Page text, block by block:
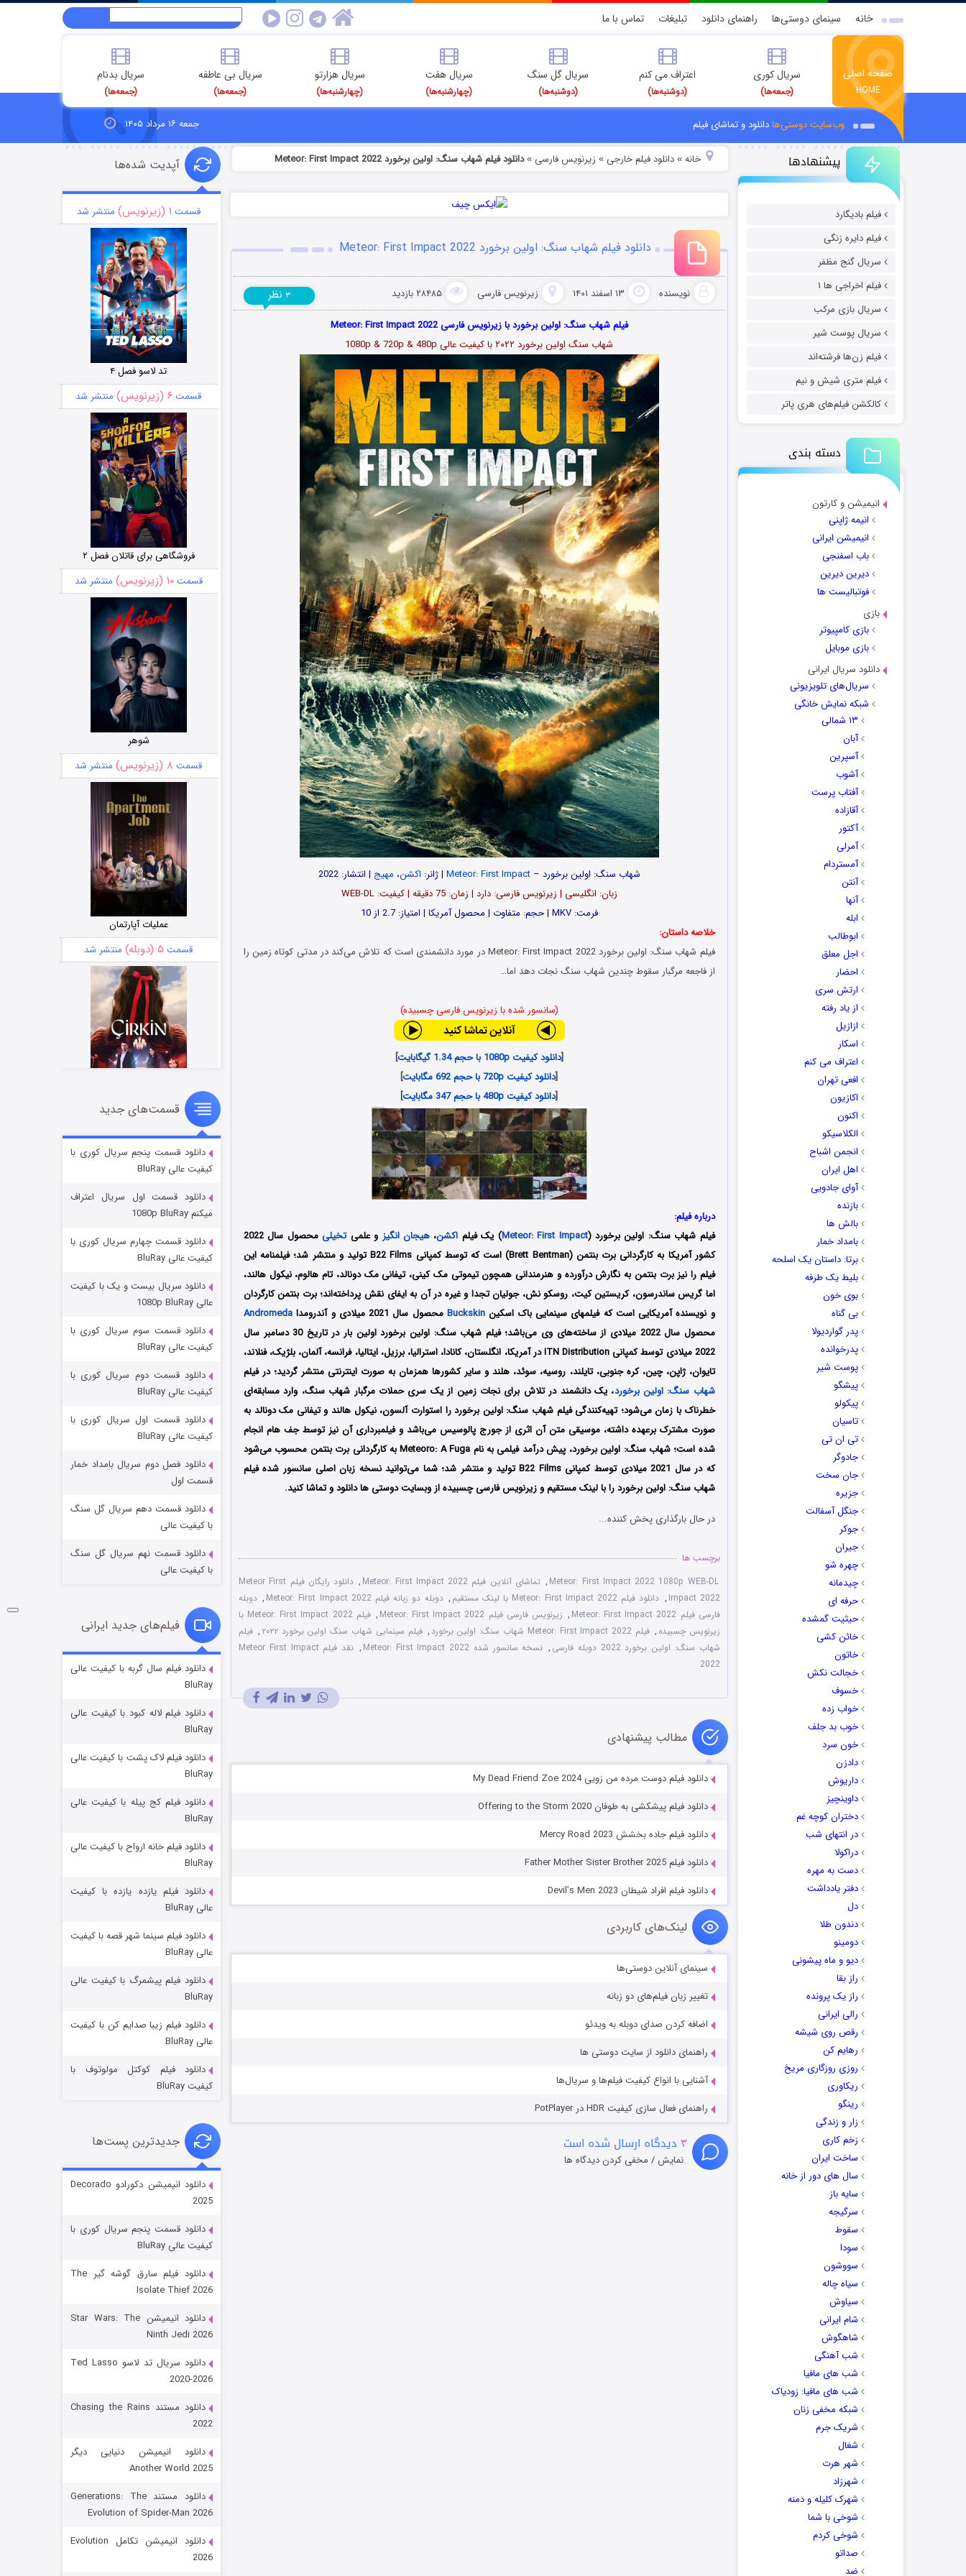
خانه سینمای دوستی‌ها راهنمای دانلود تبلیغات تماس با ما
صفحه اصلی
HOME
سریال کوری
(جمعه‌ها)
اعتراف می کنم
(دوشنبه‌ها)
سریال گل سنگ
(دوشنبه‌ها)
سریال هفت
(چهارشنبه‌ها)
سریال هزارتو
(چهارشنبه‌ها)
سریال بی عاطفه
(جمعه‌ها)
سریال بدنام
(جمعه‌ها)
وب‌سایت دوستی‌هادانلود و تماشای فیلم جمعه ۱۶ مرداد ۱۴۰۵
پیشنهادها
فیلم بادیگارد
فیلم دایره زنگی
سریال گنج مظفر
فیلم اخراجی ها ۱
سریال بازی مرکب
سریال پوست شیر
فیلم زن‌ها فرشته‌اند
فیلم متری شیش و نیم
کالکشن فیلم‌های هری پاتر
دسته بندی
انیمیشن و کارتون
انیمه ژاپنی
انیمیشن ایرانی
باب اسفنجی
دیرین دیرین
فوتبالیست ها
بازی
بازی کامپیوتر
بازی موبایل
دانلود سریال ایرانی
سریال‌های تلویزیونی
شبکه نمایش خانگی
۱۳ شمالی
آبان
آسپرین
آشوب
آفتاب پرست
آقازاده
آکتور
آمرلی
آمستردام
آنتن
آنها
ابله
ابوطالب
اجل معلق
احضار
ارتش سری
از یاد رفته
ازازیل
اسکار
اعتراف می کنم
افعی تهران
اکازیون
اکنون
الکلاسیکو
انجمن اشباح
اهل ایران
آوای جادویی
بازنده
بالش ها
بامداد خمار
برتا: داستان یک اسلحه
بلیط یک‌‌ طرفه
بوی خون
بی گناه
پدر گواردیولا
پدرخوانده
پوست شیر
پیشگو
پیکولو
تاسیان
تی ان تی
جادوگر
جان سخت
جزیره
جنگل آسفالت
جوکر
جیران
چهره شو
چیدمانه
حرفه ای
حیثیت گمشده
خائن کشی
خاتون
خجالت نکش
خسوف
خواب زده
خوب بد جلف
خون سرد
دادزن
داریوش
داوینچیز
دختران کوچه غم
در انتهای شب
دراکولا
دست به مهره
دفتر یادداشت
دل
دندون طلا
دومینو
دیو و ماه پیشونی
راز بقا
راز یک پرونده
رالی ایرانی
رقص روی شیشه
رهایم کن
روزی روزگاری مریخ
ریکاوری
رینگو
زار و زندگی
زخم کاری
ساخت ایران
سال های دور از خانه
سایه باز
سرگیجه
سقوط
سودا
سووشون
سیاه چاله
سیاوش
شام ایرانی
شاهگوش
شب آهنگی
شب های مافیا
شب های مافیا: زودیاک
شبکه مخفی زنان
شریک جرم
شغال
شهر هرت
شهرزاد
شهرک کلیله و دمنه
شوخی با شما
شوخی کردم
صداتو
ضد
خانه» دانلود فیلم خارجی » زیرنویس فارسی »دانلود فیلم شهاب سنگ: اولین برخورد Meteor: First Impact 2022
دانلود فیلم شهاب سنگ: اولین برخورد Meteor: First Impact 2022
نویسنده ۱۳ اسفند ۱۴۰۱ زیرنویس فارسی ۲۸۴۸۵ بازدید ۳ نظر
فیلم شهاب سنگ: اولین برخورد با زیرنویس فارسی Meteor: First Impact 2022
شهاب سنگ اولین برخورد ۲۰۲۲ با کیفیت عالی 1080p & 720p & 480p
شهاب سنگ: اولین برخورد –Meteor: First Impact | ژانر: اکشن، مهیج | انتشار: 2022
زبان: انگلیسی | زیرنویس فارسی: دارد | زمان: 75 دقیقه | کیفیت: WEB-DL
فرمت: MKV | حجم: متفاوت | محصول آمریکا | امتیاز: 2.7 از 10
خلاصه داستان:
فیلم شهاب سنگ: اولین برخورد Meteor: First Impact 2022 در مورد دانشمندی است که تلاش می‌کند در مدتی کوتاه زمین را
از فاجعه مرگبار سقوط چندین شهاب سنگ نجات دهد اما…
(سانسور شده با زیرنویس فارسی چسبیده)
[دانلود کیفیت 1080p با حجم 1.34 گیگابایت
]
[دانلود کیفیت 720p با حجم 692 مگابایت
]
[دانلود کیفیت 480p با حجم 347 مگابایت ]
درباره فیلم:
فیلم شهاب سنگ: اولین برخورد (Meteor: First Impact) یک فیلم اکشن،هیجان انگیز و علمیتخیلی
محصول سال 2022
کشور آمریکا به کارگردانی برت بنتمن (Brett Bentman) است که توسط کمپانی‌ B22 Films تولید و منتشر شد؛ فیلمنامه این
فیلم را نیز برت بنتمن به نگارش درآورده و هنرمندانی همچون تیموتی مک کینی، تیفانی مک دونالد، تام هالوم، نیکول هالند،
اما گریس ساندرسون، کریستین کیت، روسکو نش، جولیان تجدا و غیره در آن به ایفای نقش پرداخته‌اند؛ برت بنتمن کارگردان
و نویسنده آمریکایی است که فیلم‎های سینمایی باک اسکین
Buckskinمحصول سال 2021 میلادی و آندرومدا
Andromeda
محصول سال 2022 میلادی از ساخته‌های وی می‌باشد؛ فیلم شهاب سنگ: اولین برخورد اولین بار در تاریخ 30 دسامبر سال
2022 میلادی توسط کمپانی ITN Distribution در آمریکا، انگلستان، کانادا، استرالیا، برزیل، ایتالیا، فرانسه، آلمان، بلژیک، فنلاند،
تایوان، ژاپن، چین، کره جنوبی، تایلند، روسیه، سوئد، هلند و سایر کشورها همزمان به صورت اینترنتی منتشر گردید؛ در فیلم
شهاب سنگ: اولین برخورد، یک دانشمند در تلاش برای نجات زمین از یک سری حملات مرگبار شهاب سنگ، وارد مسابقه‌ای
خطرناک با زمان می‌شود؛ تهیه‌کنندگی فیلم شهاب سنگ: اولین برخورد را استوارت آلسون، نیکول هالند و تیفانی مک دونالد به
صورت مشترک برعهده داشته، موسیقی متن آن اثری از جورج پالوسیس می‌باشد و فیلمبرداری آن نیز توسط جف هام انجام
شده است؛ شهاب سنگ: اولین برخورد، پیش درآمد فیلمی به نام Meteoro: A Fuga به کارگردانی برت بنتمن محسوب می‌شود
که در سال 2021 میلادی توسط کمپانی B22 Films تولید و منتشر شد؛ شما می‌توانید نسخه زبان اصلی سانسور شده فیلم
شهاب سنگ: اولین برخورد را با ‌لینک مستقیم و زیرنویس فارسی چسبیده از وبسایت دوستی ها دانلود و تماشا کنید.
در حال بارگذاری پخش کننده...
برچسب ها
Meteor: First Impact 2022 1080p WEB-DL
, تماشای آنلاین فیلم Meteor: First Impact 2022 ,
دانلود رایگان فیلم Meteor First
Impact 2022
, دانلود فیلم Meteor: First Impact 2022 با لینک مستقیم , دوبله دو زبانه فیلم Meteor: First Impact 2022 , دوبله
فارسی فیلم Meteor: First Impact 2022
, زیرنویس فارسی فیلم Meteor: First Impact 2022 ,
فیلم Meteor: First Impact 2022 با
زیرنویس چسبیده , فیلم Meteor: First Impact 2022 شهاب سنگ: اولین برخورد , فیلم سینمایی شهاب سنگ اولین برخورد ۲۰۲۲ , فیلم
شهاب سنگ: اولین برخورد 2022 دوبله فارسی
, نسخه سانسور شده Meteor: First Impact 2022 ,
نقد فیلم Meteor First Impact
2022
مطالب پیشنهادی
دانلود فیلم دوست مرده من زویی My Dead Friend Zoe 2024
دانلود فیلم پیشکشی به طوفان Offering to the Storm 2020
دانلود فیلم جاده بخشش Mercy Road 2023
دانلود فیلم Father Mother Sister Brother 2025
دانلود فیلم افراد شیطان Devil’s Men 2023
لینک‌های کاربردی
سینمای آنلاین دوستی‌ها
تغییر زبان فیلم‌های دو زبانه
اضافه کردن صدای دوبله به ویدئو
راهنمای دانلود از سایت دوستی ها
آشنایی با انواع کیفیت فیلم‌ها و سریال‌ها
راهنمای فعال سازی کیفیت HDR در PotPlayer
۳ دیدگاه ارسال شده است
نمایش / مخفی کردن دیدگاه ها
آپدیت شده‌ها
قسمت ۱ (زیرنویس) منتشر شد
تد لاسو فصل ۴
قسمت ۶ (زیرنویس) منتشر شد
فروشگاهی برای قاتلان فصل ۲
قسمت۱۰ (زیرنویس) منتشر شد
شوهر
قسمت ۸ (زیرنویس) منتشر شد
عملیات آپارتمان
قسمت ۵ (دوبله) منتشر شد
سریال زشت
قسمت۲ (زیرنویس) منتشر شد
مردگان متحرک: شهر مرده ۳
شکست استوارت در نجات جهان
قسمت ۷ (زیرنویس) منتشر شد
شوگر فصل ۲
قسمت
خاندان اژدها فصل ۳
جادوگری در مغولستان
قسمت ۶ (زیرنویس)
رویایی برای تو
قسمت
قسمت‌های جدید
دانلود قسمت پنجم سریال کوری با
کیفیت عالی BluRay
دانلود قسمت اول سریال اعتراف
میکنم 1080p BluRay
دانلود قسمت چهارم سریال کوری با
کیفیت عالی BluRay
دانلود سریال بیست و یک با کیفیت
عالی 1080p BluRay
دانلود قسمت سوم سریال کوری با
کیفیت عالی BluRay
دانلود قسمت دوم سریال کوری با
کیفیت عالی BluRay
دانلود قسمت اول سریال کوری با
کیفیت عالی BluRay
دانلود فصل دوم سریال بامداد خمار
قسمت اول
دانلود قسمت دهم سریال گل سنگ
با کیفیت عالی
دانلود قسمت نهم سریال گل سنگ
با کیفیت عالی
فیلم‌های جدید ایرانی
دانلود فیلم سال گربه با کیفیت عالی
BluRay
دانلود فیلم لاله کبود با کیفیت عالی
BluRay
دانلود فیلم لاک پشت با کیفیت عالی
BluRay
دانلود فیلم کج‌ پیله با کیفیت عالی
BluRay
دانلود فیلم خانه ارواح با کیفیت عالی
BluRay
دانلود فیلم یازده یازده با کیفیت
عالی BluRay
دانلود فیلم سینما شهر قصه با کیفیت
عالی BluRay
دانلود فیلم پیشمرگ با کیفیت عالی
BluRay
دانلود فیلم زیبا صدایم کن با کیفیت
عالی BluRay
دانلود فیلم کوکتل مولوتوف با
کیفیت BluRay
جدیدترین پست‌ها
دانلود انیمیشن دکورادو Decorado
2025
دانلود قسمت پنجم سریال کوری با
کیفیت عالی BluRay
دانلود فیلم سارق گوشه گیر The
Isolate Thief 2026
دانلود انیمیشن Star Wars: The
Ninth Jedi 2026
دانلود سریال تد لاسو Ted Lasso
2020-2026
دانلود مستند Chasing the Rains
2022
دانلود انیمیشن دنیایی دیگر
Another World 2025
دانلود مستند Generations: The
Evolution of Spider-Man 2026
دانلود انیمیشن تکامل Evolution
2026